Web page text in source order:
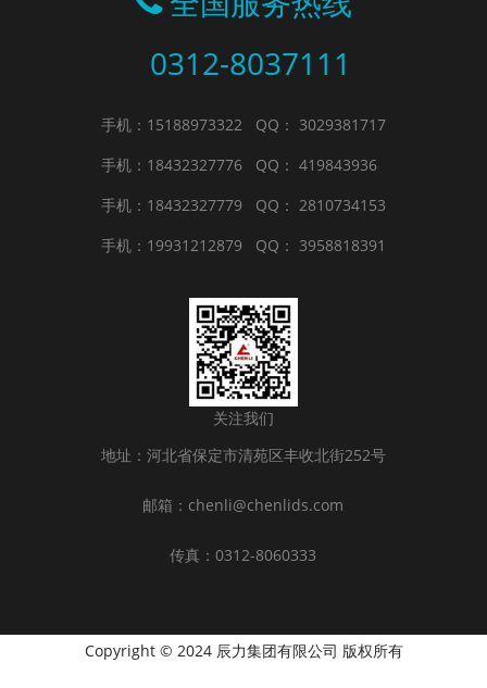
0312-8037111
手机：15188973322
QQ： 3029381717
手机：18432327776QQ： 419843936
手机：18432327779QQ： 2810734153
手机：19931212879
QQ： 3958818391
关注我们
地址：河北省保定市清苑区丰收北街252号
邮箱：chenli@chenlids.com
传真：0312-8060333
Copyright © 2024 辰力集团有限公司 版权所有